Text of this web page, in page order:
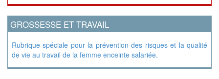
GROSSESSE ET TRAVAIL
Rubrique spéciale pour la prévention des risques et la qualité
de vie au travail de la femme enceinte salariée.